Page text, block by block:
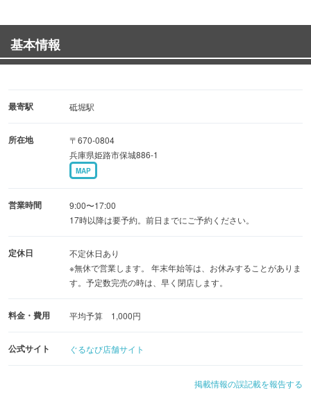
用意させていただいております。
◆ドリンクメニュー
限定20食「ミスティコパンケーキ」
基本情報
最寄駅 砥堀駅
所在地
〒670-0804
兵庫県姫路市保城886-1
MAP
営業時間
9:00〜17:00
17時以降は要予約。前日までにご予約ください。
定休日
不定休日あり
※無休で営業します。 年末年始等は、お休みすることがありま
す。予定数完売の時は、早く閉店します。
料金・費用 平均予算 1,000円
公式サイト ぐるなび店舗サイト
掲載情報の誤記載を報告する